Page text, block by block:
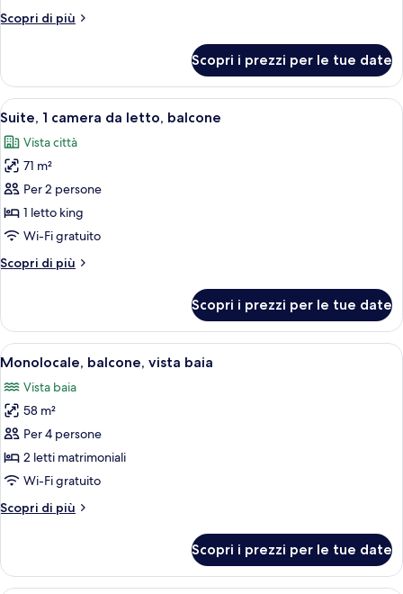
balcone,
Scopri di più
Altri
monolocale
Deluxe,
balcone,
baia
Scopri i prezzi per le tue date
Apri
tutte
le
foto
per
Suite,
1
da
Un soggiorno moderno con un
5
Suite, 1 camera da letto, balcone
Vista città
71 m²
Per 2 persone
1 letto king
Wi-Fi gratuito
Scopri di più
Altri
1
camera
da
balcone
Scopri i prezzi per le tue date
Apri
tutte
le
foto
per
Monolocale,
balcone,
baia
Camera d'albergo con due letti, una
6
Monolocale, balcone, vista baia
Vista baia
58 m²
Per 4 persone
2 letti matrimoniali
Wi-Fi gratuito
Scopri di più
Altri
balcone,
vista
Scopri i prezzi per le tue date